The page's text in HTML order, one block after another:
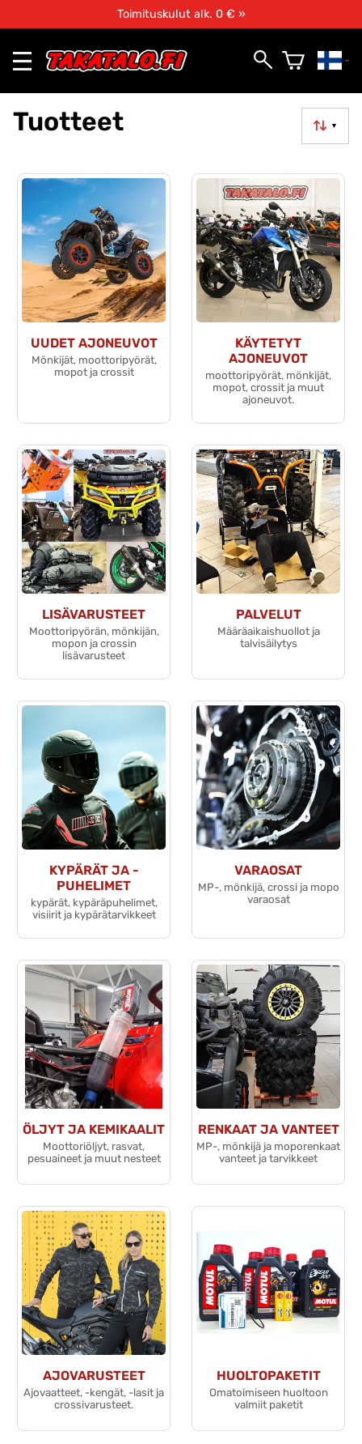
Toimituskulut alk. 0 € »
▼
Tuotteet
UUDET AJONEUVOT
Mönkijät, moottoripyörät,
mopot ja crossit
KÄYTETYT
AJONEUVOT
moottoripyörät, mönkijät,
mopot, crossit ja muut
ajoneuvot.
LISÄVARUSTEET
Moottoripyörän, mönkijän,
mopon ja crossin
lisävarusteet
PALVELUT
Määräaikaishuollot ja
talvisäilytys
KYPÄRÄT JA -
PUHELIMET
kypärät, kypäräpuhelimet,
visiirit ja kypärätarvikkeet
VARAOSAT
MP-, mönkijä, crossi ja mopo
varaosat
ÖLJYT JA KEMIKAALIT
Moottoriöljyt, rasvat,
pesuaineet ja muut nesteet
RENKAAT JA VANTEET
MP-, mönkijä ja moporenkaat
vanteet ja tarvikkeet
AJOVARUSTEET
Ajovaatteet, -kengät, -lasit ja
crossivarusteet.
HUOLTOPAKETIT
Omatoimiseen huoltoon
valmiit paketit